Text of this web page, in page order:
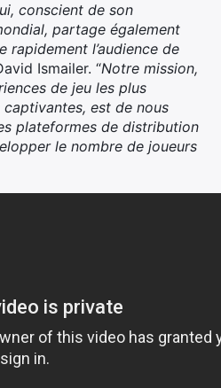
conscient de son
partage également
rapidement l’audience de
Ismailer. “Notre mission,
de jeu les plus
est de nous
plateformes de distribution
le nombre de joueurs